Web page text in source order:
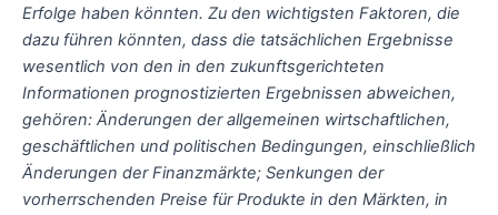
Erfolge haben könnten. Zu den wichtigsten Faktoren, die
dazu führen könnten, dass die tatsächlichen Ergebnisse
wesentlich von den in den zukunftsgerichteten
Informationen prognostizierten Ergebnissen abweichen,
gehören: Änderungen der allgemeinen wirtschaftlichen,
geschäftlichen und politischen Bedingungen, einschließlich
Änderungen der Finanzmärkte; Senkungen der
vorherrschenden Preise für Produkte in den Märkten, in